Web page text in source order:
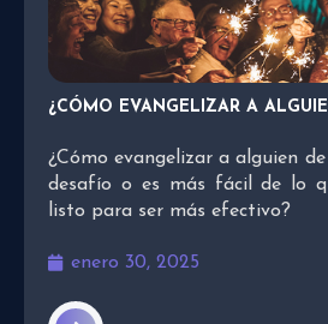
¿CÓMO EVANGELIZAR A
¿Cómo evangelizar a alguien
desafío o es más fácil de lo
listo para ser más efectivo?
enero 30, 2025